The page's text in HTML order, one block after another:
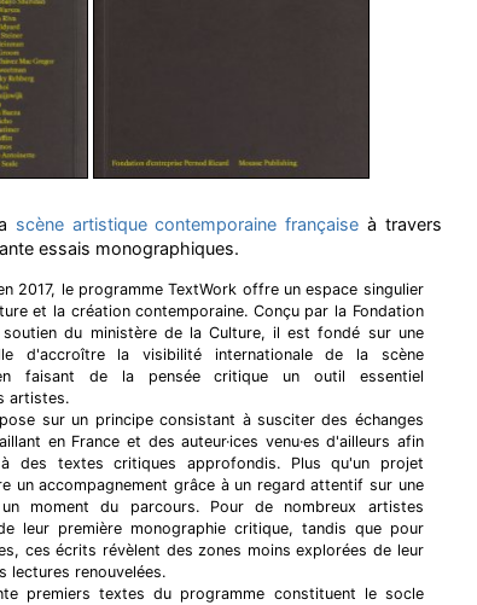
scène artistique contemporaine française à travers
essais monographiques.
2017, le programme TextWork offre un espace singulier
et la création contemporaine. Conçu par la Fondation
soutien du ministère de la Culture, il est fondé sur une
d'accroître la visibilité internationale de la scène
faisant de la pensée critique un outil essentiel
artistes.
sur un principe consistant à susciter des échanges
en France et des auteur·ices venu·es d'ailleurs afin
des textes critiques approfondis. Plus qu'un projet
un accompagnement grâce à un regard attentif sur une
moment du parcours. Pour de nombreux artistes
leur première monographie critique, tandis que pour
ces écrits révèlent des zones moins explorées de leur
lectures renouvelées.
premiers textes du programme constituent le socle